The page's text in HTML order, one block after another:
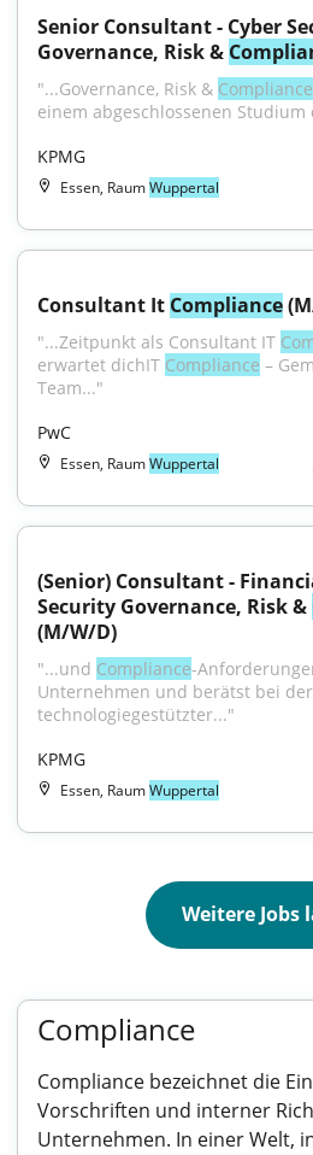
Senior Consultant - Cyber
Governance, Risk &
"...Governance, Risk & Compliance
einem abgeschlossenen
KPMG
Essen, RaumWuppertal
Consultant It Compliance
"...Zeitpunkt als Consultant IT
erwartet dichIT Compliance –
Team..."
PwC
Essen, RaumWuppertal
(Senior) Consultant -
Security Governance, Risk &
(M/W/D)
"...und Compliance-
Unternehmen und berätst bei
technologiegestützter..."
KPMG
Essen, RaumWuppertal
Weitere Jobs
Compliance
Compliance bezeichnet die
Vorschriften und interner
Unternehmen. In einer Welt,